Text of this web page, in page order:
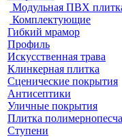
Модульная ПВХ
Комплектующие
Гибкий мрамор
Профиль
Искусственная трава
Клинкерная плитка
Сценические покрытия
Антисептики
Уличные покрытия
Плитка
Ступени